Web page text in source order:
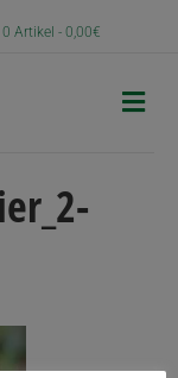
0 Artikel 0,00€
N
a